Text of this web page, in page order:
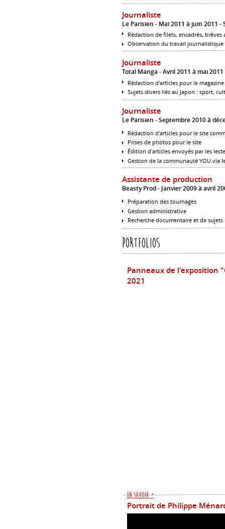
Journaliste
Le Parisien Mai 2011 à juin 2011
Rédaction de filets, encadrés,
Observation du travail journalistique
Journaliste
Total Manga Avril 2011 à mai 2011
Rédaction d'articles pour le
Sujets divers liés au Japon : sport,
Journaliste
Le Parisien Septembre 2010 à
Rédaction d'articles pour le site
Prises de photos pour le site
Édition d'articles envoyés par les
Gestion de la communauté YOU via
Assistante de production
Beasty Prod Janvier 2009 à avril
Préparation des tournages
Gestion administrative
Recherche documentaire et de
Portfolios
Panneaux de l'exposition
2021
En savoir +
Portrait de Philippe